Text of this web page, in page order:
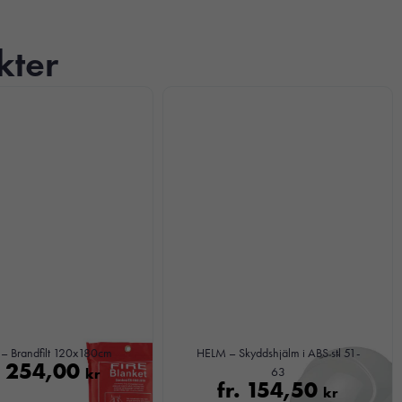
– Brandfilt 120x180cm
254,00 kr
HELM – Skyddshjälm i ABS stl 51-
63
fr. 154,50 kr